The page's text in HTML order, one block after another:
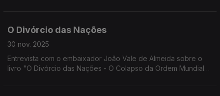
O Divórcio das Nações
30 nov. 2025
Entrevista com o embaixador João Vale de Almeida sobre o
livro "O Divórcio das Nações - O Colapso da Ordem Mundial